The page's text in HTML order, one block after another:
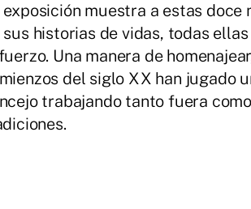
exposición muestra a estas
sus historias de vidas, todas
Una manera de
del siglo XX han jugado
trabajando tanto fuera